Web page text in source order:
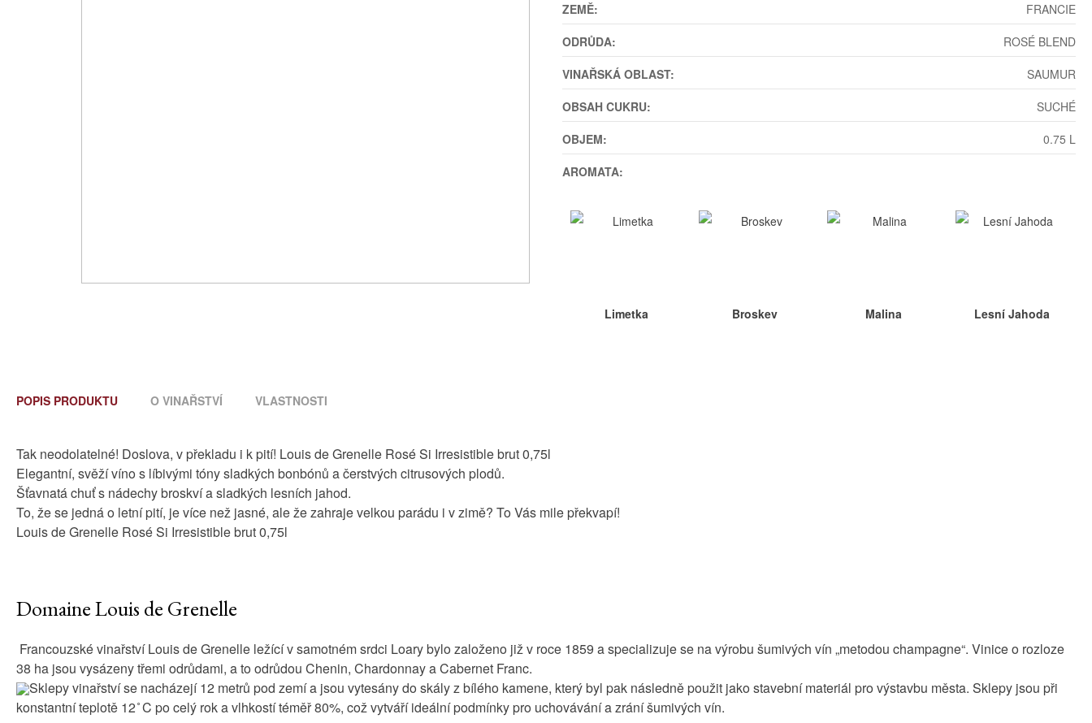
ZEMĚ:
FRANCIE
ODRŮDA:
ROSÉ BLEND
VINAŘSKÁ OBLAST:
SAUMUR
OBSAH CUKRU:
SUCHÉ
OBJEM:
0.75 L
AROMATA:
Limetka Broskev Malina Lesní Jahoda
POPIS PRODUKTU O VINAŘSTVÍ VLASTNOSTI
Tak neodolatelné! Doslova, v překladu i k pití! Louis de Grenelle Rosé Si Irresistible brut 0,75l
Elegantní, svěží víno s líbivými tóny sladkých bonbónů a čerstvých citrusových plodů.
Šťavnatá chuť s nádechy broskví a sladkých lesních jahod.
To, že se jedná o letní pití, je více než jasné, ale že zahraje velkou parádu i v zimě? To Vás mile překvapí!
Louis de Grenelle Rosé Si Irresistible brut 0,75l
Domaine Louis de Grenelle
Francouzské vinařství Louis de Grenelle ležící v samotném srdci Loary bylo založeno již v roce 1859 a specializuje se na výrobu šumivých vín „metodou champagne“. Vinice o rozloze
38 ha jsou vysázeny třemi odrůdami, a to odrůdou Chenin, Chardonnay a Cabernet Franc.
Sklepy vinařství se nacházejí 12 metrů pod zemí a jsou vytesány do skály z bílého kamene, který byl pak následně použit jako stavební materiál pro výstavbu města. Sklepy jsou při
konstantní teplotě 12 ̊C po celý rok a vlhkostí téměř 80%, což vytváří ideální podmínky pro uchovávání a zrání šumivých vín.